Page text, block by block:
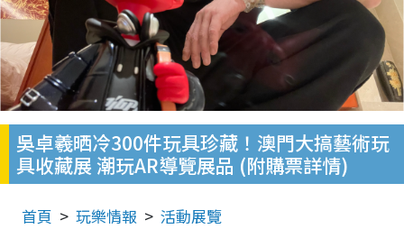
吳卓羲晒冷300件玩具珍藏！澳門大搞藝術玩
具收藏展 潮玩AR導覽展品 (附購票詳情)
首頁 玩樂情報 活動展覽